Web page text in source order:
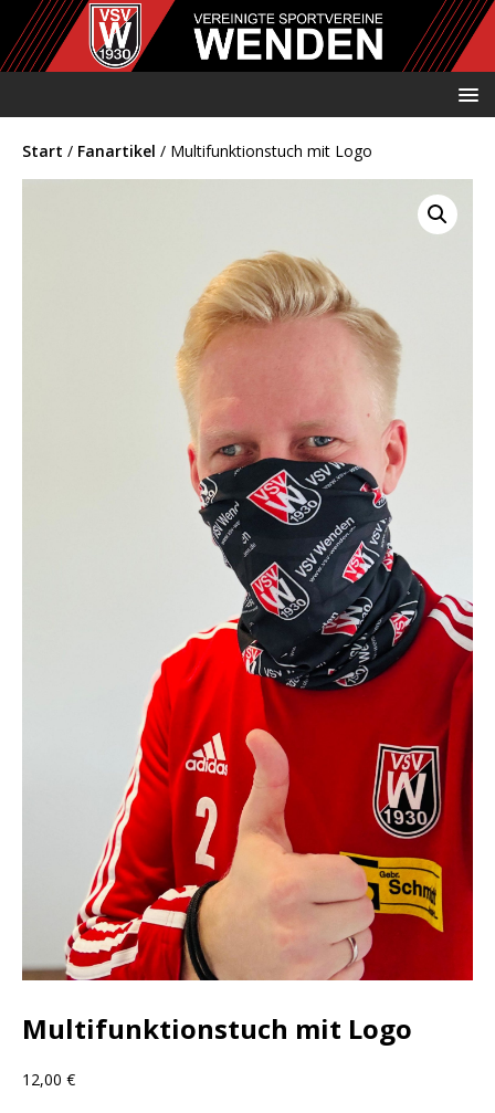
Start / Fanartikel / Multifunktionstuch mit Logo
Multifunktionstuch mit Logo
12,00 €